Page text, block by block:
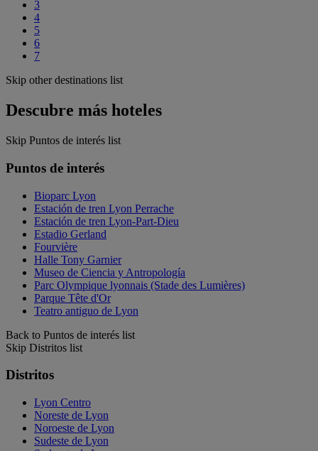
3
4
5
6
7
Skip other destinations list
Descubre más hoteles
Skip Puntos de interés list
Puntos de interés
Bioparc Lyon
Estación de tren Lyon Perrache
Estación de tren Lyon-Part-Dieu
Estadio Gerland
Fourvière
Halle Tony Garnier
Museo de Ciencia y Antropología
Parc Olympique lyonnais (Stade des Lumières)
Parque Tête d'Or
Teatro antiguo de Lyon
Back to Puntos de interés list
Skip Distritos list
Distritos
Lyon Centro
Noreste de Lyon
Noroeste de Lyon
Sudeste de Lyon